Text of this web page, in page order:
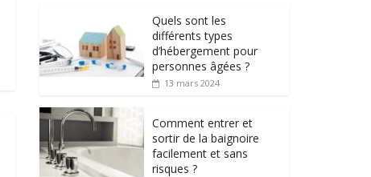
Quels sont les
différents types
d’hébergement pour
personnes âgées ?
13 mars 2024
Comment entrer et
sortir de la baignoire
facilement et sans
risques ?